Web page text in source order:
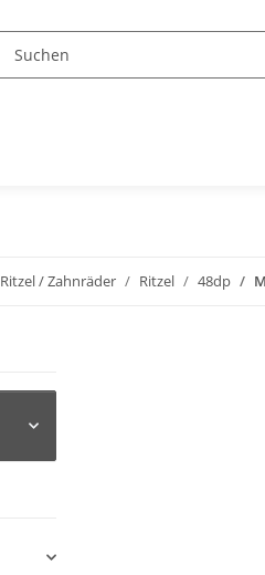
Ritzel / Zahnräder Ritzel 48dp